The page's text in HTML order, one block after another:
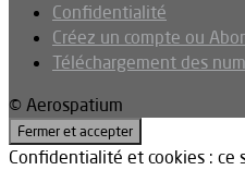
Confidentialité
Créez un compte ou
Téléchargement des
© Aerospatium
Confidentialité et cookies : ce